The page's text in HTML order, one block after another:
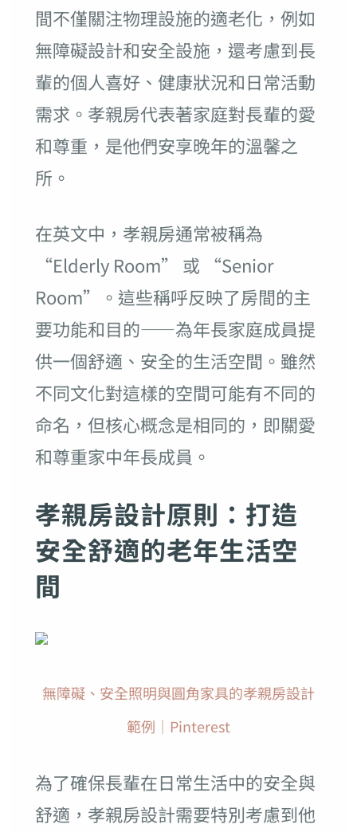
間不僅關注物理設施的適老化，例如
無障礙設計和安全設施，還考慮到長
輩的個人喜好、健康狀況和日常活動
需求。孝親房代表著家庭對長輩的愛
和尊重，是他們安享晚年的溫馨之
所。
在英文中，孝親房通常被稱為
“Elderly Room” 或 “Senior
Room”。這些稱呼反映了房間的主
要功能和目的——為年長家庭成員提
供一個舒適、安全的生活空間。雖然
不同文化對這樣的空間可能有不同的
命名，但核心概念是相同的，即關愛
和尊重家中年長成員。
孝親房設計原則：打造
安全舒適的老年生活空
間
無障礙、安全照明與圓角家具的孝親房設計
範例｜Pinterest
為了確保長輩在日常生活中的安全與
舒適，孝親房設計需要特別考慮到他